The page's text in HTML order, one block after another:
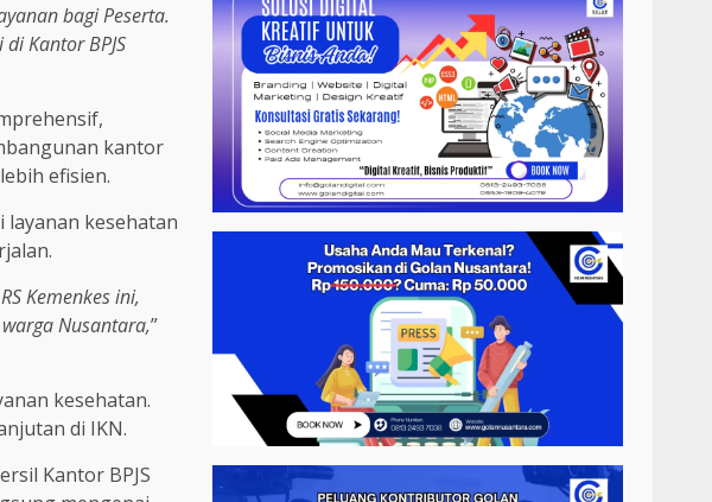
bagi Peserta.
Kantor BPJS
kantor
efisien.
kesehatan
Kemenkes ini,
Nusantara,”
kesehatan.
di IKN.
Kantor BPJS